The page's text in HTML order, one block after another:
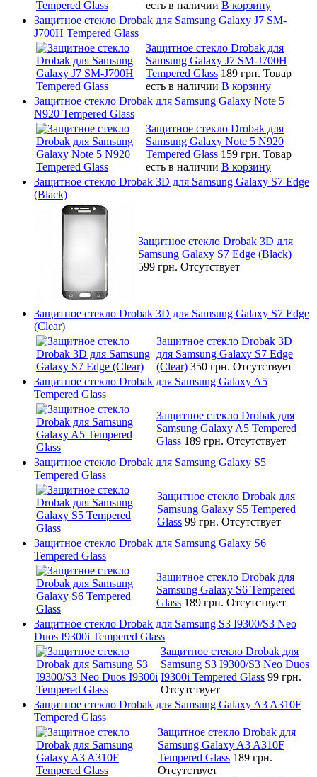
есть в наличии В корзину
Защитное стекло Drobak для Samsung Galaxy J7 SM-
J700H Tempered Glass
Защитное стекло Drobak для
Samsung Galaxy J7 SM-J700H
Tempered Glass 189 грн. Товар
есть в наличии В корзину
Защитное стекло Drobak для Samsung Galaxy Note 5
N920 Tempered Glass
Защитное стекло Drobak для
Samsung Galaxy Note 5 N920
Tempered Glass 159 грн. Товар
есть в наличии В корзину
Защитное стекло Drobak 3D для Samsung Galaxy S7 Edge
(Black)
Защитное стекло Drobak 3D для
Samsung Galaxy S7 Edge (Black)
599 грн. Отсутствует
Защитное стекло Drobak 3D для Samsung Galaxy S7 Edge
(Clear)
Защитное стекло Drobak 3D
для Samsung Galaxy S7 Edge
(Clear) 350 грн. Отсутствует
Защитное стекло Drobak для Samsung Galaxy A5
Tempered Glass
Защитное стекло Drobak для
Samsung Galaxy A5 Tempered
Glass 189 грн. Отсутствует
Защитное стекло Drobak для Samsung Galaxy S5
Tempered Glass
Защитное стекло Drobak для
Samsung Galaxy S5 Tempered
Glass 99 грн. Отсутствует
Защитное стекло Drobak для Samsung Galaxy S6
Tempered Glass
Защитное стекло Drobak для
Samsung Galaxy S6 Tempered
Glass 189 грн. Отсутствует
Защитное стекло Drobak для Samsung S3 I9300/S3 Neo
Duos I9300i Tempered Glass
Защитное стекло Drobak для
Samsung S3 I9300/S3 Neo Duos
I9300i Tempered Glass 99 грн.
Отсутствует
Защитное стекло Drobak для Samsung Galaxy A3 A310F
Tempered Glass
Защитное стекло Drobak для
Samsung Galaxy A3 A310F
Tempered Glass 189 грн.
Отсутствует